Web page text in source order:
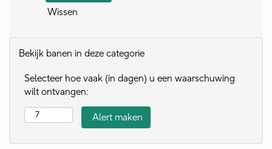
Wissen
Bekijk banen in deze categorie
Selecteer hoe vaak (in dagen) u een waarschuwing
wilt ontvangen: